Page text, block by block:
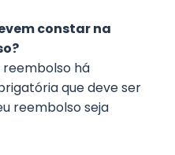
constar na
reembolso há
que deve ser
reembolso seja